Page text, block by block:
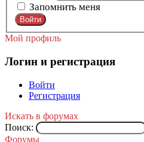
Запомнить меня
Войти
Мой профиль
Логин и регистрация
Войти
Регистрация
Искать в форумах
Поиск:
Форумы